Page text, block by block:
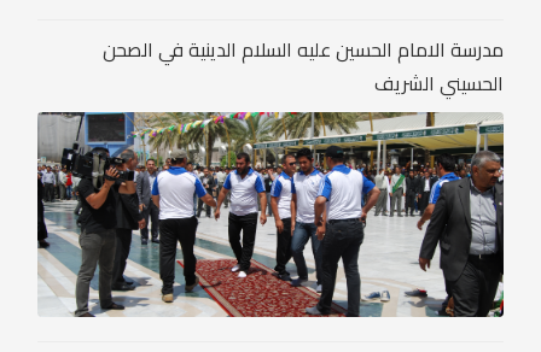
مدرسة الامام الحسين عليه السلام الدينية في الصحن
الحسيني الشريف